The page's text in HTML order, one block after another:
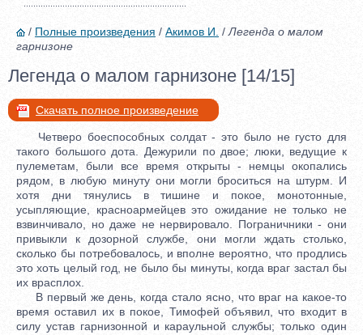
/ Полные произведения / Акимов И. / Легенда о малом
гарнизоне
Легенда о малом гарнизоне [14/15]
Скачать полное произведение
Четверо боеспособных солдат - это было не густо для
такого большого дота. Дежурили по двое; люки, ведущие к
пулеметам, были все время открыты - немцы окопались
рядом, в любую минуту они могли броситься на штурм. И
хотя дни тянулись в тишине и покое, монотонные,
усыпляющие, красноармейцев это ожидание не только не
взвинчивало, но даже не нервировало. Пограничники - они
привыкли к дозорной службе, они могли ждать столько,
сколько бы потребовалось, и вполне вероятно, что продлись
это хоть целый год, не было бы минуты, когда враг застал бы
их врасплох.
В первый же день, когда стало ясно, что враг на какое-то
время оставил их в покое, Тимофей объявил, что входит в
силу устав гарнизонной и караульной службы; только один